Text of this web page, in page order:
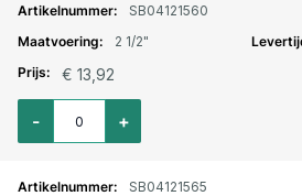
SB04121560
2 1/2"
€ 13,92
Aantal voor Halve sok RVS binnendraad 2.1/2"
+
-
SB04121565